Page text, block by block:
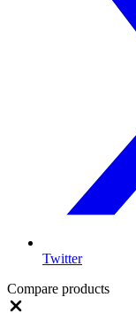
Twitter
Compare products